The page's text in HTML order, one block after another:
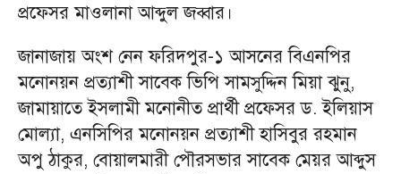
প্রফেসর মাওলানা আব্দুল জব্বার।
জানাজায় অংশ নেন ফরিদপুর-১ আসনের বিএনপির
মনোনয়ন প্রত্যাশী সাবেক ভিপি সামসুদ্দিন মিয়া ঝুনু,
জামায়াতে ইসলামী মনোনীত প্রার্থী প্রফেসর ড. ইলিয়াস
মোল্যা, এনসিপির মনোনয়ন প্রত্যাশী হাসিবুর রহমান
অপু ঠাকুর, বোয়ালমারী পৌরসভার সাবেক মেয়র আব্দুস